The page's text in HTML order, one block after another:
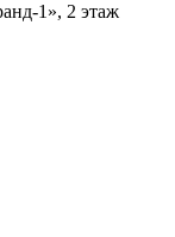
1», 2 этаж